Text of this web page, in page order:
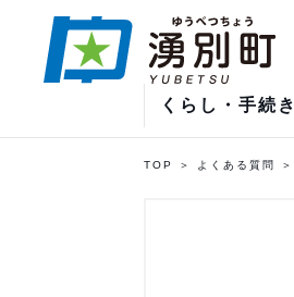
くらし・手続き
TOP よくある質問